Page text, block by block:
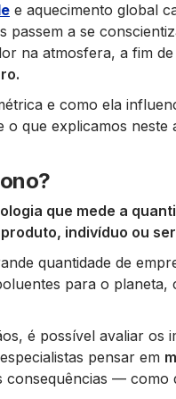
e aquecimento global
passem a se
na atmosfera, a fim de
e como ela
o que explicamos
que mede a
indivíduo ou
quantidade de
para o
é possível avaliar os
pensar em
consequências — como